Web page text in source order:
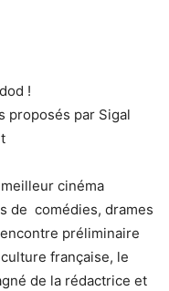
!
proposés par Sigal
cinéma
de comédies, drames
préliminaire
française, le
de la rédactrice et